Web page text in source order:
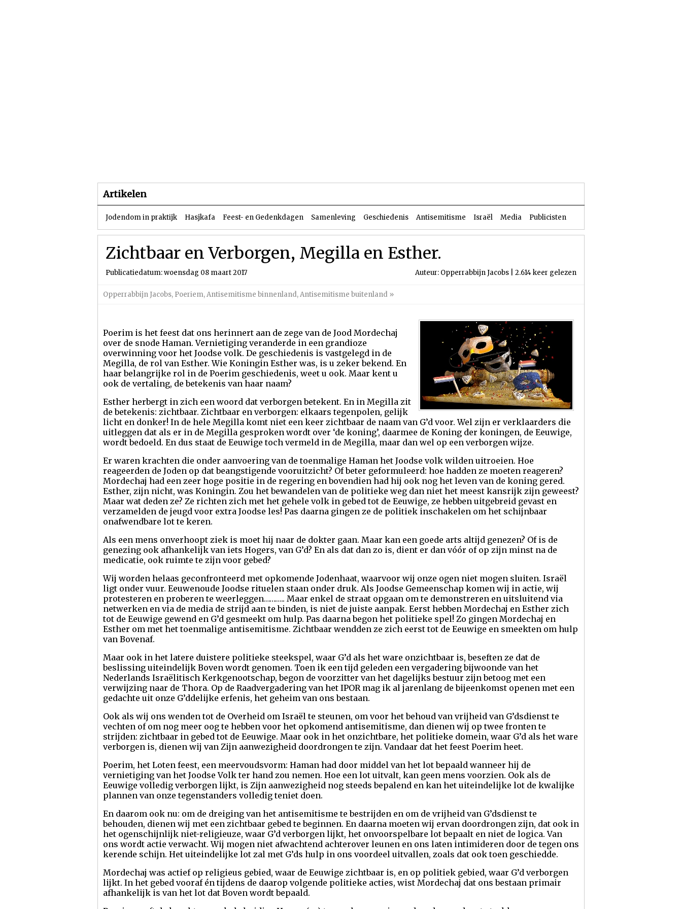
Artikelen
Jodendom in praktijk Hasjkafa Feest- en Gedenkdagen Samenleving Geschiedenis Antisemitisme Israël Media Publicisten
Zichtbaar en Verborgen, Megilla en Esther.
Publicatiedatum: woensdag 08 maart 2017 Auteur: Opperrabbijn Jacobs | 2.614 keer gelezen
Opperrabbijn Jacobs, Poeriem,Antisemitisme binnenland,Antisemitisme buitenland »
Poerim is het feest dat ons herinnert aan de zege van de Jood Mordechaj
over de snode Haman. Vernietiging veranderde in een grandioze
overwinning voor het Joodse volk. De geschiedenis is vastgelegd in de
Megilla, de rol van Esther. Wie Koningin Esther was, is u zeker bekend. En
haar belangrijke rol in de Poerim geschiedenis, weet u ook. Maar kent u
ook de vertaling, de betekenis van haar naam?
Esther herbergt in zich een woord dat verborgen betekent. En in Megilla zit
de betekenis: zichtbaar. Zichtbaar en verborgen: elkaars tegenpolen, gelijk
licht en donker! In de hele Megilla komt niet een keer zichtbaar de naam van G’d voor. Wel zijn er verklaarders die
uitleggen dat als er in de Megilla gesproken wordt over ‘de koning’, daarmee de Koning der koningen, de Eeuwige,
wordt bedoeld. En dus staat de Eeuwige toch vermeld in de Megilla, maar dan wel op een verborgen wijze.
Er waren krachten die onder aanvoering van de toenmalige Haman het Joodse volk wilden uitroeien. Hoe
reageerden de Joden op dat beangstigende vooruitzicht? Of beter geformuleerd: hoe hadden ze moeten reageren?
Mordechaj had een zeer hoge positie in de regering en bovendien had hij ook nog het leven van de koning gered.
Esther, zijn nicht, was Koningin. Zou het bewandelen van de politieke weg dan niet het meest kansrijk zijn geweest?
Maar wat deden ze? Ze richten zich met het gehele volk in gebed tot de Eeuwige, ze hebben uitgebreid gevast en
verzamelden de jeugd voor extra Joodse les! Pas daarna gingen ze de politiek inschakelen om het schijnbaar
onafwendbare lot te keren.
Als een mens onverhoopt ziek is moet hij naar de dokter gaan. Maar kan een goede arts altijd genezen? Of is de
genezing ook afhankelijk van iets Hogers, van G’d? En als dat dan zo is, dient er dan vóór of op zijn minst na de
medicatie, ook ruimte te zijn voor gebed?
Wij worden helaas geconfronteerd met opkomende Jodenhaat, waarvoor wij onze ogen niet mogen sluiten. Israël
ligt onder vuur. Eeuwenoude Joodse rituelen staan onder druk. Als Joodse Gemeenschap komen wij in actie, wij
protesteren en proberen te weerleggen……….. Maar enkel de straat opgaan om te demonstreren en uitsluitend via
netwerken en via de media de strijd aan te binden, is niet de juiste aanpak. Eerst hebben Mordechaj en Esther zich
tot de Eeuwige gewend en G’d gesmeekt om hulp. Pas daarna begon het politieke spel! Zo gingen Mordechaj en
Esther om met het toenmalige antisemitisme. Zichtbaar wendden ze zich eerst tot de Eeuwige en smeekten om hulp
van Bovenaf.
Maar ook in het latere duistere politieke steekspel, waar G’d als het ware onzichtbaar is, beseften ze dat de
beslissing uiteindelijk Boven wordt genomen. Toen ik een tijd geleden een vergadering bijwoonde van het
Nederlands Israëlitisch Kerkgenootschap, begon de voorzitter van het dagelijks bestuur zijn betoog met een
verwijzing naar de Thora. Op de Raadvergadering van het IPOR mag ik al jarenlang de bijeenkomst openen met een
gedachte uit onze G’ddelijke erfenis, het geheim van ons bestaan.
Ook als wij ons wenden tot de Overheid om Israël te steunen, om voor het behoud van vrijheid van G’dsdienst te
vechten of om nog meer oog te hebben voor het opkomend antisemitisme, dan dienen wij op twee fronten te
strijden: zichtbaar in gebed tot de Eeuwige. Maar ook in het onzichtbare, het politieke domein, waar G’d als het ware
verborgen is, dienen wij van Zijn aanwezigheid doordrongen te zijn. Vandaar dat het feest Poerim heet.
Poerim, het Loten feest, een meervoudsvorm: Haman had door middel van het lot bepaald wanneer hij de
vernietiging van het Joodse Volk ter hand zou nemen. Hoe een lot uitvalt, kan geen mens voorzien. Ook als de
Eeuwige volledig verborgen lijkt, is Zijn aanwezigheid nog steeds bepalend en kan het uiteindelijke lot de kwalijke
plannen van onze tegenstanders volledig teniet doen.
En daarom ook nu: om de dreiging van het antisemitisme te bestrijden en om de vrijheid van G’dsdienst te
behouden, dienen wij met een zichtbaar gebed te beginnen. En daarna moeten wij ervan doordrongen zijn, dat ook in
het ogenschijnlijk niet-religieuze, waar G’d verborgen lijkt, het onvoorspelbare lot bepaalt en niet de logica. Van
ons wordt actie verwacht. Wij mogen niet afwachtend achterover leunen en ons laten intimideren door de tegen ons
kerende schijn. Het uiteindelijke lot zal met G’ds hulp in ons voordeel uitvallen, zoals dat ook toen geschiedde.
Mordechaj was actief op religieus gebied, waar de Eeuwige zichtbaar is, en op politiek gebied, waar G’d verborgen
lijkt. In het gebed vooraf én tijdens de daarop volgende politieke acties, wist Mordechaj dat ons bestaan primair
afhankelijk is van het lot dat Boven wordt bepaald.